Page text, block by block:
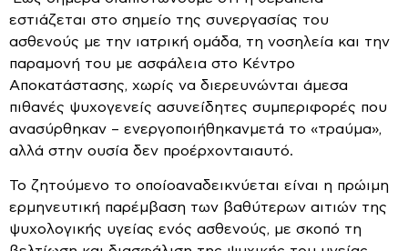
εστιάζεται στο σημείο της συνεργασίας του
ασθενούς με την ιατρική ομάδα, τη νοσηλεία και την
παραμονή του με ασφάλεια στο Κέντρο
Αποκατάστασης, χωρίς να διερευνώνται άμεσα
πιθανές ψυχογενείς ασυνείδητες συμπεριφορές που
ανασύρθηκαν – ενεργοποιήθηκανμετά το «τραύμα»,
αλλά στην ουσία δεν προέρχονταιαυτό.
Το ζητούμενο το οποίοαναδεικνύεται είναι η πρώιμη
ερμηνευτική παρέμβαση των βαθύτερων αιτιών της
ψυχολογικής υγείας ενός ασθενούς, με σκοπό τη